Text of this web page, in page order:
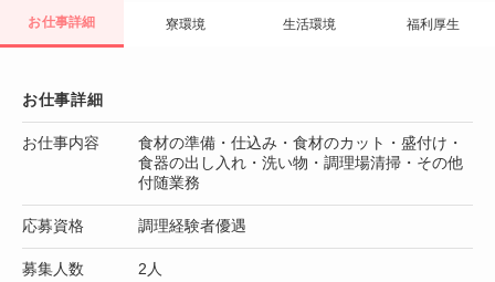
お仕事詳細 寮環境 生活環境 福利厚生
お仕事詳細
お仕事内容
食材の準備・仕込み・食材のカット・盛付け・
食器の出し入れ・洗い物・調理場清掃・その他
付随業務
応募資格 調理経験者優遇
募集人数 2人